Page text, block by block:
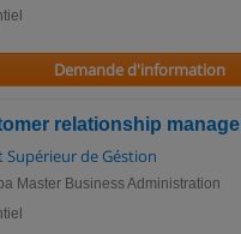
Demande d'information
relationship
Supérieur de Géstion
Master Business Administration